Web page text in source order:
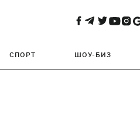
СПОРТ ШОУ-БИЗ